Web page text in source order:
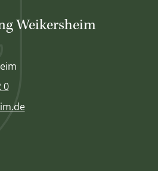
Weikersheim
0